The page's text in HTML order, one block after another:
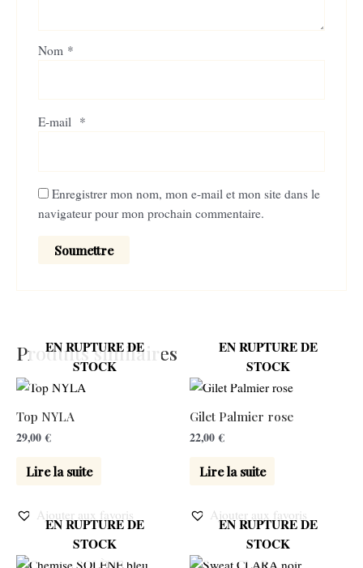
Nom *
E-mail *
Enregistrer mon nom, mon e-mail et mon site dans le
navigateur pour mon prochain commentaire.
Produits similaires
EN RUPTURE DE
STOCK
Top NYLA
29,00€
Lire la suite
Ajouter aux favoris
EN RUPTURE DE
STOCK
Gilet Palmier rose
22,00€
Lire la suite
Ajouter aux favoris
EN RUPTURE DE
STOCK
EN RUPTURE DE
STOCK